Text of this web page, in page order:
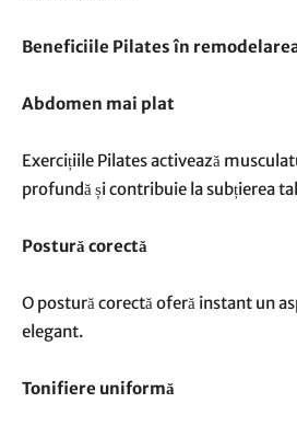
Beneficiile Pilates în
Abdomen mai plat
Exercițiile Pilates activează
profundă și contribuie la subțierea
Postură corectă
O postură corectă oferă instant un
elegant.
Tonifiere uniformă